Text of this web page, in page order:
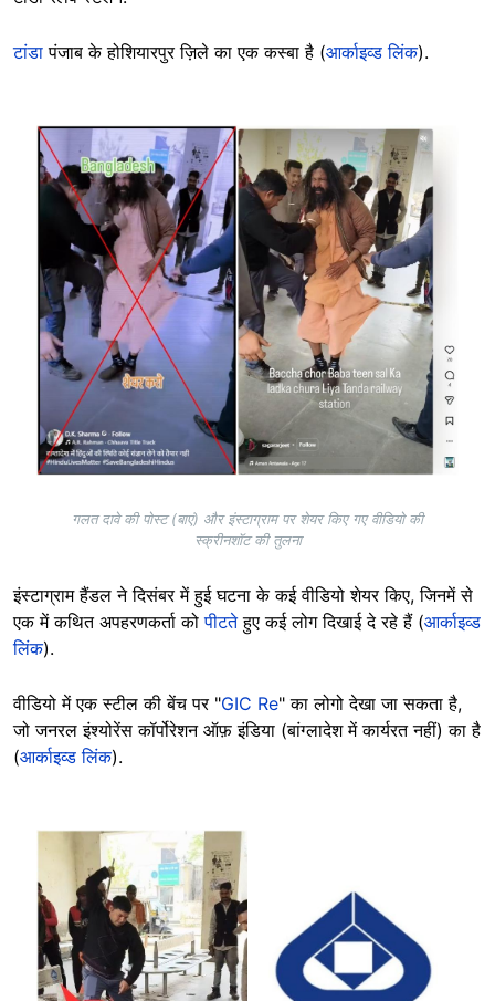
टांडा पंजाब के होशियारपुर ज़िले का एक कस्बा है (आर्काइव्ड लिंक).
Image
गलत दावे की पोस्ट (बाएं) और इंस्टाग्राम पर शेयर किए गए वीडियो की
स्क्रीनशॉट की तुलना
इंस्टाग्राम हैंडल ने दिसंबर में हुई घटना के कई वीडियो शेयर किए, जिनमें से
एक में कथित अपहरणकर्ता कोपीटतेहुए कई लोग दिखाई दे रहे हैं (आर्काइव्ड
लिंक).
वीडियो में एक स्टील की बेंच पर "GIC Re" का लोगो देखा जा सकता है,
जो जनरल इंश्योरेंस कॉर्पोरेशन ऑफ़ इंडिया (बांग्लादेश में कार्यरत नहीं) का है
(आर्काइव्ड लिंक).